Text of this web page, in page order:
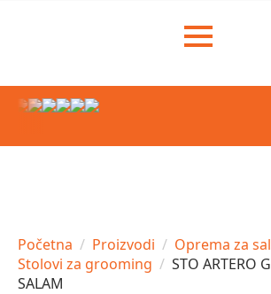
Početna Proizvodi
Oprema za
Stolovi za grooming
STO ARTERO
SALAM